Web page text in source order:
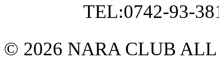
TEL:0742-93-
© 2026 NARA CLUB ALL